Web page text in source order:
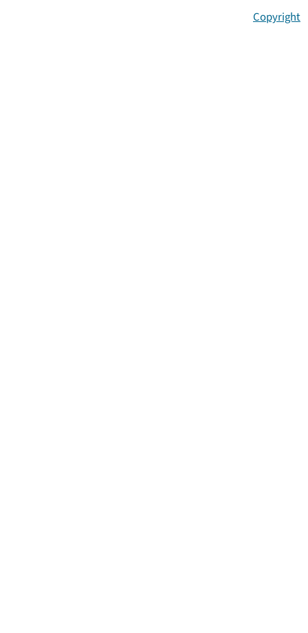
Copyright